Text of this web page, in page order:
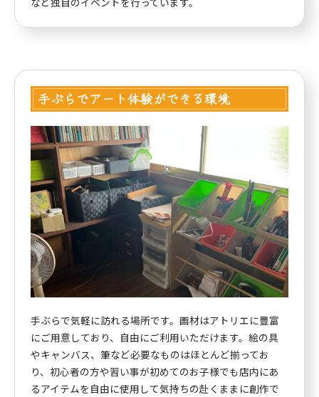
手ぶらでアート体験ができる環境
手ぶらで気軽に訪れる場所です。画材はアトリエに豊富
にご用意しており、自由にご利用いただけます。絵の具
やキャンバス、筆など必要なものはほとんど揃ってお
り、初心者の方や習い事が初めてのお子様でも店内にあ
るアイテムを自由に使用して気持ちの赴くままに創作で